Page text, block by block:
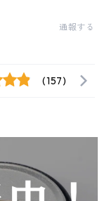
通報する
(157)